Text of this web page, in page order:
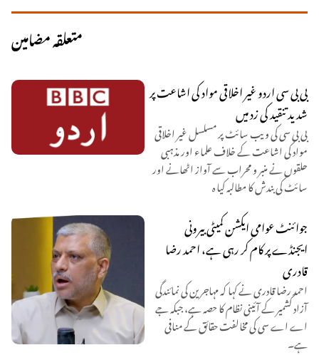
متعلقہ مضامین
بی بی سی اردو غیر اخلاقی مواد کی اشاعت پر
شدید تنقید کی زد میں
بی بی سی کی ویب سائٹ پر مسلسل غیر اخلاقی
مواد کی اشاعت کے خلاف علماء اور مذہبی
حلقوں نے منبر و محراب سے آواز اٹھانے اور
سائٹ کی بندش کا مطالبہ کیا ہ
جوائنٹ عوامی ایکشن کمیٹی بیرونی
ایجنڈے پر کام کر رہی ہے، احمد رضا
قادری
احمد رضا قادری نے کہا کہ مہاجرین کی نمائندگی
آزاد کشمیر کے آئینی نظام کا حصہ ہے، جبکہ جے
اے اے سی کی مخالفت حقائق کے منافی
ہے۔